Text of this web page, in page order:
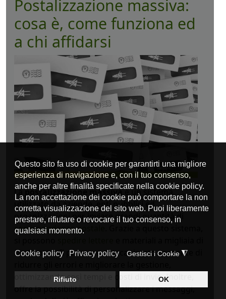
Postalizzazione massiva:
cosa è, come funziona ed
a chi affidarsi
Lapostalizzazione massivaè un sistema
utilizzato da aziende, enti pubblici ed
organizzazioni per inviare grandi quantità di
corrispondenza postale
destinatari. Il processo meccanizzato consente di
ottimizzando così tempi e costi di invio. Inoltre,
offre la possibilità di personalizzare i messaggi,